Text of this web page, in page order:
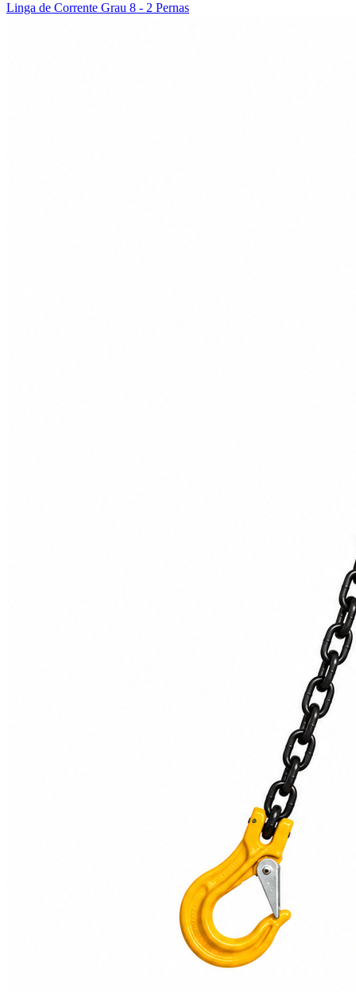
Linga de Corrente Grau 8 - 2 Pernas